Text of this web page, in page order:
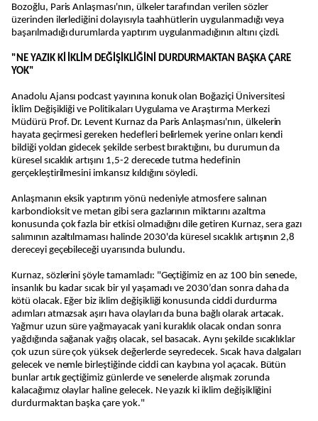
Bozoğlu, Paris Anlaşması'nın, ülkeler tarafından verilen sözler
üzerinden ilerlediğini dolayısıyla taahhütlerin uygulanmadığı veya
başarılmadığı durumlarda yaptırım uygulanmadığının altını çizdi.
"NE YAZIK Kİ İKLİM DEĞİŞİKLİĞİNİ DURDURMAKTAN BAŞKA ÇARE
YOK"
Anadolu Ajansı podcast yayınına konuk olan Boğaziçi Üniversitesi
İklim Değişikliği ve Politikaları Uygulama ve Araştırma Merkezi
Müdürü Prof. Dr. Levent Kurnaz da Paris Anlaşması'nın, ülkelerin
hayata geçirmesi gereken hedefleri belirlemek yerine onları kendi
bildiği yoldan gidecek şekilde serbest bıraktığını, bu durumun da
küresel sıcaklık artışını 1,5-2 derecede tutma hedefinin
gerçekleştirilmesini imkansız kıldığını söyledi.
Anlaşmanın eksik yaptırım yönü nedeniyle atmosfere salınan
karbondioksit ve metan gibi sera gazlarının miktarını azaltma
konusunda çok fazla bir etkisi olmadığını dile getiren Kurnaz, sera gazı
salımının azaltılmaması halinde 2030'da küresel sıcaklık artışının 2,8
dereceyi geçebileceği uyarısında bulundu.
Kurnaz, sözlerini şöyle tamamladı: "Geçtiğimiz en az 100 bin senede,
insanlık bu kadar sıcak bir yıl yaşamadı ve 2030’dan sonra daha da
kötü olacak. Eğer biz iklim değişikliği konusunda ciddi durdurma
adımları atmazsak aşırı hava olayları da buna bağlı olarak artacak.
Yağmur uzun süre yağmayacak yani kuraklık olacak ondan sonra
yağdığında sağanak yağış olacak, sel basacak. Aynı şekilde sıcaklıklar
çok uzun süre çok yüksek değerlerde seyredecek. Sıcak hava dalgaları
gelecek ve nemle birleştiğinde ciddi can kaybına yol açacak. Bütün
bunlar artık geçtiğimiz günlerde ve senelerde alışmak zorunda
kalacağımız olaylar haline gelecek. Ne yazık ki iklim değişikliğini
durdurmaktan başka çare yok."